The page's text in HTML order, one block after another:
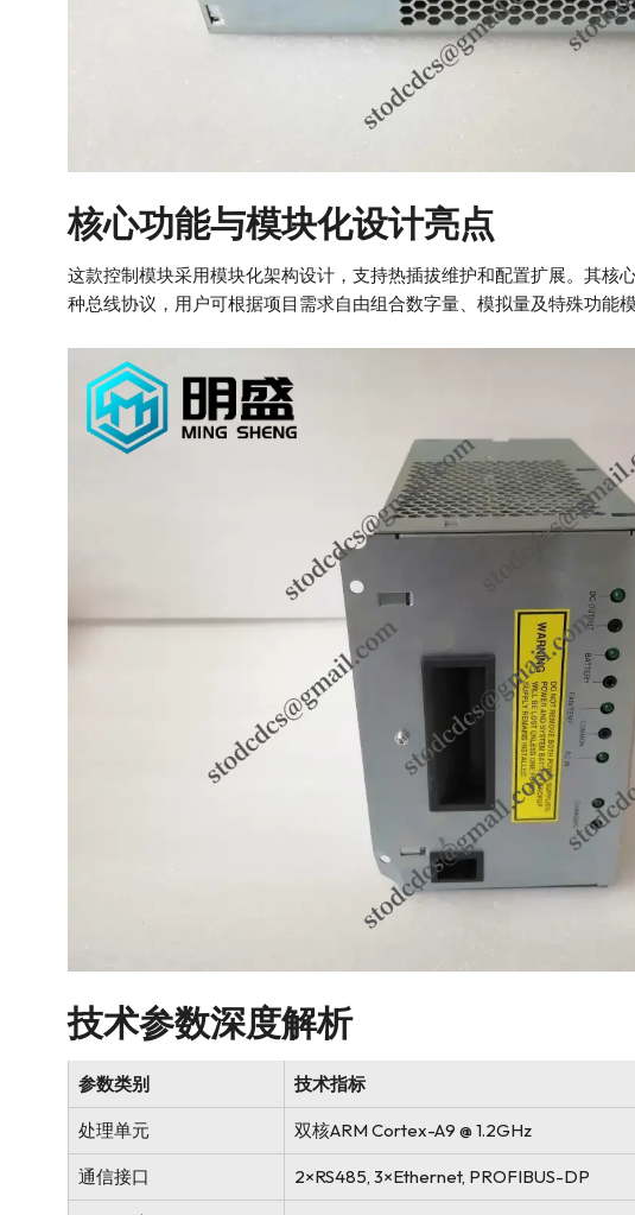
核心功能与模块化设计亮点
这款控制模块采用模块化架构设计，支持热插拔维护和配置扩展。其
种总线协议，用户可根据项目需求自由组合数字量、模拟量及特殊功
技术参数深度解析
参数类别 技术指标
处理单元 双核ARM Cortex-A9 @ 1.2GHz
通信接口 2×RS485, 3×Ethernet, PROFIBUS-DP